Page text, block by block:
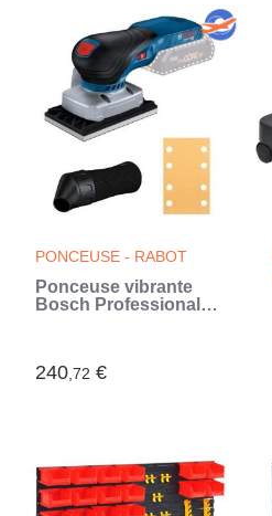
PONCEUSE - RABOT
Ponceuse vibrante
Bosch Professional
240,72 €